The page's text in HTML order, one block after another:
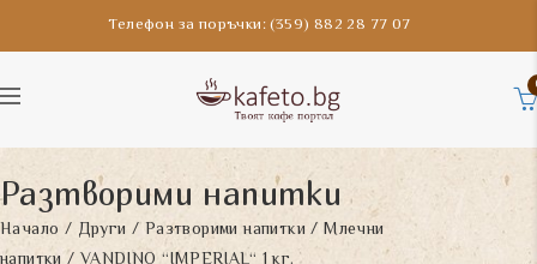
Телефон за поръчки: (359) 882 28 77 07
Разтворими напитки
Начало / Други /Разтворими напитки /Млечни